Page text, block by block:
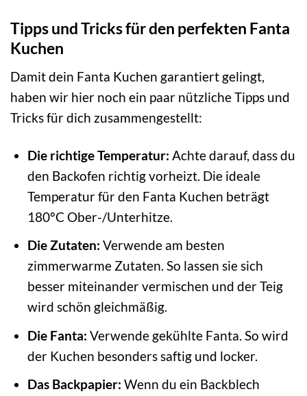
Tipps und Tricks für den perfekten Fanta
Kuchen
Damit dein Fanta Kuchen garantiert gelingt,
haben wir hier noch ein paar nützliche Tipps und
Tricks für dich zusammengestellt:
Die richtige Temperatur: Achte darauf, dass du
den Backofen richtig vorheizt. Die ideale
Temperatur für den Fanta Kuchen beträgt
180°C Ober-/Unterhitze.
Die Zutaten: Verwende am besten
zimmerwarme Zutaten. So lassen sie sich
besser miteinander vermischen und der Teig
wird schön gleichmäßig.
Die Fanta: Verwende gekühlte Fanta. So wird
der Kuchen besonders saftig und locker.
Das Backpapier: Wenn du ein Backblech